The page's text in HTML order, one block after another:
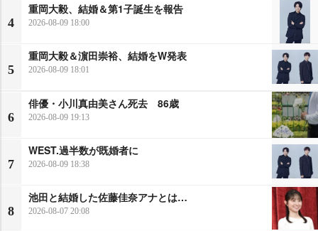
4
重岡大毅、結婚＆第1子誕生を報告
2026-08-09 18:00
5
重岡大毅＆濵田崇裕、結婚をW発表
2026-08-09 18:01
6
俳優・小川真由美さん死去 86歳
2026-08-09 19:13
7
WEST.過半数が既婚者に
2026-08-09 18:38
8
池田と結婚した佐藤佳奈アナとは…
2026-08-07 20:08